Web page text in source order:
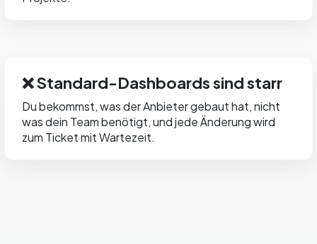
❌ Standard-Dashboards sind starr
Du bekommst, was der Anbieter gebaut hat, nicht
was dein Team benötigt, und jede Änderung wird
zum Ticket mit Wartezeit.